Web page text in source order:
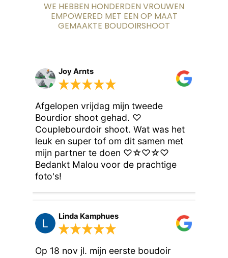
Joy Arnts
Afgelopen vrijdag mijn tweede
Bourdior shoot gehad. ♡
Couplebourdoir shoot. Wat was het
leuk en super tof om dit samen met
mijn partner te doen ♡☆♡☆♡
Bedankt Malou voor de prachtige
foto's!
Linda Kamphues
Op 18 nov jl. mijn eerste boudoir
WE HEBBEN HONDERDEN VROUWEN
EMPOWERED MET EEN OP MAAT
GEMAAKTE BOUDOIRSHOOT